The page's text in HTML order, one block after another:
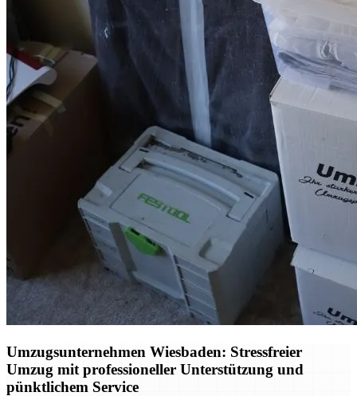
Umzugsunternehmen Wiesbaden: Stressfreier
Umzug mit professioneller Unterstützung und
pünktlichem Service